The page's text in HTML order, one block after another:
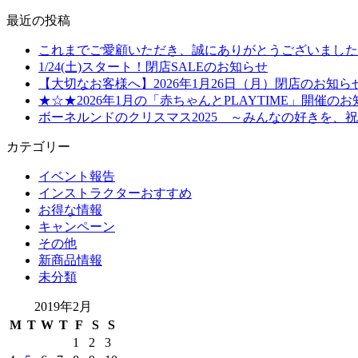
最近の投稿
これまでご愛顧いただき、誠にありがとうございました
1/24(土)スタート！閉店SALEのお知らせ
【大切なお客様へ】2026年1月26日（月）閉店のお知ら
★☆★2026年1月の「赤ちゃんとPLAYTIME」開催の
ボーネルンドのクリスマス2025 ～みんなの好きを
カテゴリー
イベント報告
インストラクターおすすめ
お得な情報
キャンペーン
その他
新商品情報
未分類
2019年2月
M T W T F S
S
1
2
3